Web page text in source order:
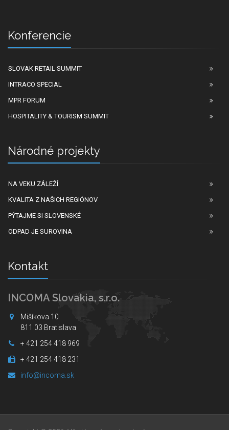
Konferencie
SLOVAK RETAIL SUMMIT
INTRACO SPECIAL
MPR FORUM
HOSPITALITY & TOURISM SUMMIT
Národné projekty
NA VEKU ZÁLEŽÍ
KVALITA Z NAŠICH REGIÓNOV
PÝTAJME SI SLOVENSKÉ
ODPAD JE SUROVINA
Kontakt
INCOMA Slovakia, s.r.o.
Mišíkova 10
811 03 Bratislava
+ 421 254 418 969
+ 421 254 418 231
info@incoma.sk